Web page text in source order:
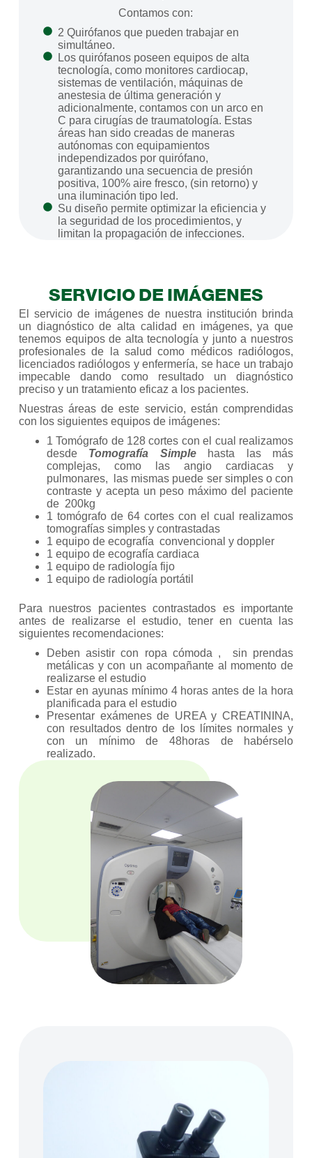
Contamos con:
2 Quirófanos que pueden trabajar en
simultáneo.
Los quirófanos poseen equipos de alta
tecnología, como monitores cardiocap,
sistemas de ventilación, máquinas de
anestesia de última generación y
adicionalmente, contamos con un arco en
C para cirugías de traumatología. Estas
áreas han sido creadas de maneras
autónomas con equipamientos
independizados por quirófano,
garantizando una secuencia de presión
positiva, 100% aire fresco, (sin retorno) y
una iluminación tipo led.
Su diseño permite optimizar la eficiencia y
la seguridad de los procedimientos, y
limitan la propagación de infecciones.
SERVICIO DE IMÁGENES
El servicio de imágenes de nuestra institución brinda
un diagnóstico de alta calidad en imágenes, ya que
tenemos equipos de alta tecnología y junto a nuestros
profesionales de la salud como médicos radiólogos,
licenciados radiólogos y enfermería, se hace un trabajo
impecable dando como resultado un diagnóstico
preciso y un tratamiento eficaz a los pacientes.
Nuestras áreas de este servicio, están comprendidas
con los siguientes equipos de imágenes:
1 Tomógrafo de 128 cortes con el cual realizamos
desde Tomografía Simple
hasta las más
complejas, como las angio cardiacas y
pulmonares, las mismas puede ser simples o con
contraste y acepta un peso máximo del paciente
de 200kg
1 tomógrafo de 64 cortes con el cual realizamos
tomografías simples y contrastadas
1 equipo de ecografía convencional y doppler
1 equipo de ecografía cardiaca
1 equipo de radiología fijo
1 equipo de radiología portátil
Para nuestros pacientes contrastados es importante
antes de realizarse el estudio, tener en cuenta las
siguientes recomendaciones:
Deben asistir con ropa cómoda , sin prendas
metálicas y con un acompañante al momento de
realizarse el estudio
Estar en ayunas mínimo 4 horas antes de la hora
planificada para el estudio
Presentar exámenes de UREA y CREATININA,
con resultados dentro de los límites normales y
con un mínimo de 48horas de habérselo
realizado.